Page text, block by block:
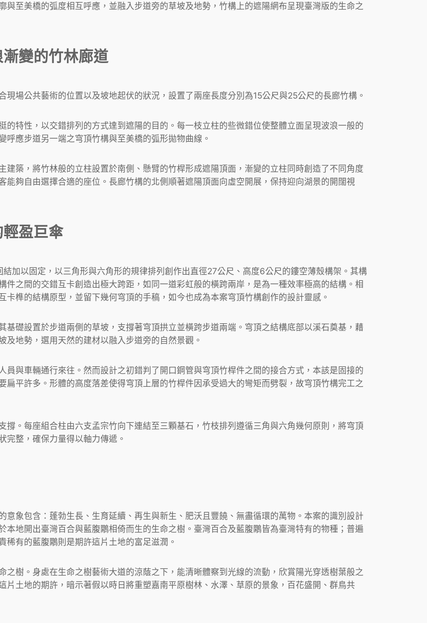
與至美橋的弧度相互呼應，並融入步道旁的草坡及地勢，竹構上的遮陽網布呈現臺灣版的生命之
變的竹林廊道
場公共藝術的位置以及坡地起伏的狀況，設置了兩座長度分別為15公尺與25公尺的長廊竹構。
的特性，以交錯排列的方式達到遮陽的目的。每一枝立柱的些微錯位使整體立面呈現波浪一般的
應步道另一端之穹頂竹構與至美橋的弧形拋物曲線。
建築，將竹林般的立柱設置於南側、懸臂的竹桿形成遮陽頂面，漸變的立柱同時創造了不同角度
能夠自由選擇合適的座位。長廊竹構的北側順著遮陽頂面向虛空開展，保持迎向湖景的開闊視
盈巨傘
加以固定，以三角形與六角形的規律排列創作出直徑27公尺、高度6公尺的鏤空薄殼構架。其構
件之間的交錯互卡創造出極大跨距，如同一道彩虹般的橫跨兩岸，是為一種效率極高的結構。相
卡榫的結構原型，並留下幾何穹頂的手稿，如今也成為本案穹頂竹構創作的設計靈感。
基礎設置於步道兩側的草坡，支撐著穹頂拱立並橫跨步道兩端。穹頂之結構底部以溪石奠基，藉
地勢，選用天然的建材以融入步道旁的自然景觀。
員與車輛通行來往。然而設計之初錯判了開口鋼管與穹頂竹桿件之間的接合方式，本該是固接的
扁平許多。形體的高度落差使得穹頂上層的竹桿件因承受過大的彎矩而劈裂，故穹頂竹構完工之
撐。每座組合柱由六支孟宗竹向下連結至三顆基石，竹枝排列遵循三角與六角幾何原則，將穹頂
完整，確保力量得以軸力傳遞。
意象包含：蓬勃生長、生育延續、再生與新生、肥沃且豐饒、無盡循環的萬物。本案的識別設計
本地開出臺灣百合與藍腹鷴相倚而生的生命之樹。臺灣百合及藍腹鷴皆為臺灣特有的物種；普遍
有的藍腹鷴則是期許這片土地的富足滋潤。
之樹。身處在生命之樹藝術大道的涼蔭之下，能清晰體察到光線的流動，欣賞陽光穿透樹葉般之
片土地的期許，暗示著假以時日將重塑嘉南平原樹林、水澤、草原的景象，百花盛開、群鳥共